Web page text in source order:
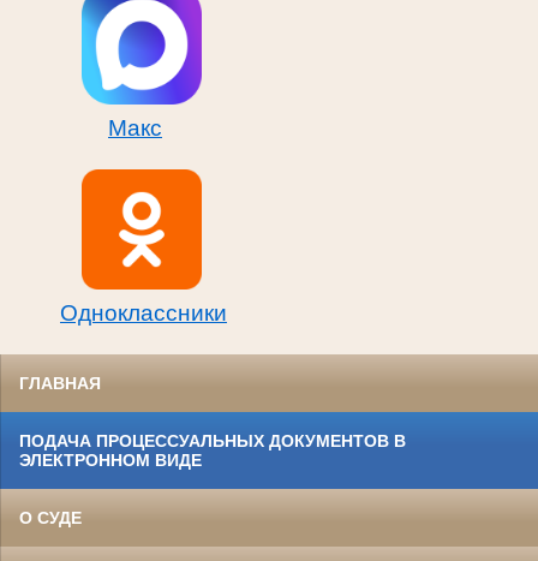
Макс
Одноклассники
ГЛАВНАЯ
ПОДАЧА ПРОЦЕССУАЛЬНЫХ ДОКУМЕНТОВ В
ЭЛЕКТРОННОМ ВИДЕ
О СУДЕ